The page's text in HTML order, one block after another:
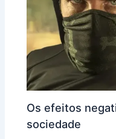
Os efeitos
sociedade